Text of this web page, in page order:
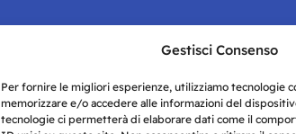
Gestisci Consenso
Per fornire le migliori esperienze, utilizziamo tecnologie
memorizzare e/o accedere alle informazioni del
tecnologie ci permetterà di elaborare dati come il